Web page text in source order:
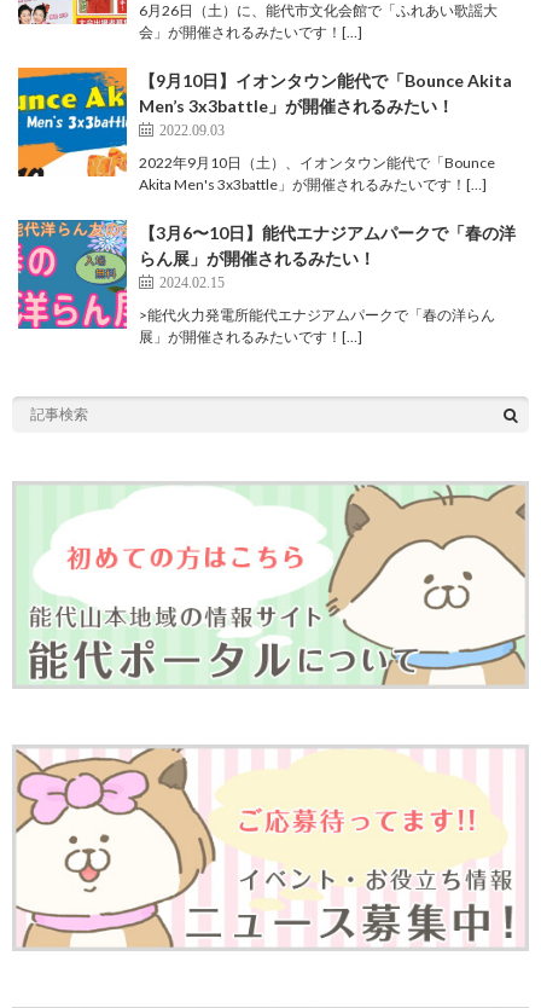
6月26日（土）に、能代市文化会館で「ふれあい歌謡大
会」が開催されるみたいです！[…]
【9月10日】イオンタウン能代で「Bounce Akita
Men’s 3x3battle」が開催されるみたい！
2022.09.03
2022年9月10日（土）、イオンタウン能代で「Bounce
Akita Men's 3x3battle」が開催されるみたいです！[…]
【3月6〜10日】能代エナジアムパークで「春の洋
らん展」が開催されるみたい！
2024.02.15
>能代火力発電所能代エナジアムパークで「春の洋らん
展」が開催されるみたいです！[…]